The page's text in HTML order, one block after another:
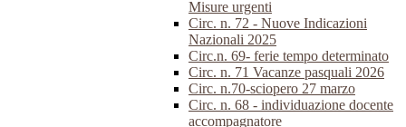
Misure urgenti
Circ. n. 72 - Nuove Indicazioni
Nazionali 2025
Circ.n. 69- ferie tempo determinato
Circ. n. 71 Vacanze pasquali 2026
Circ. n.70-sciopero 27 marzo
Circ. n. 68 - individuazione docente
accompagnatore